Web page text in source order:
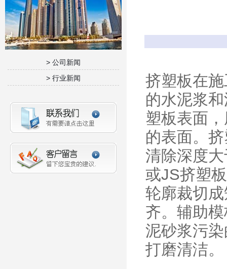
> 公司新闻
> 行业新闻
挤塑板在
的水泥浆
塑板表面
的表面。
清除深度
或JS挤塑
轮廓裁切
齐。辅助
泥砂浆污
打磨清洁。